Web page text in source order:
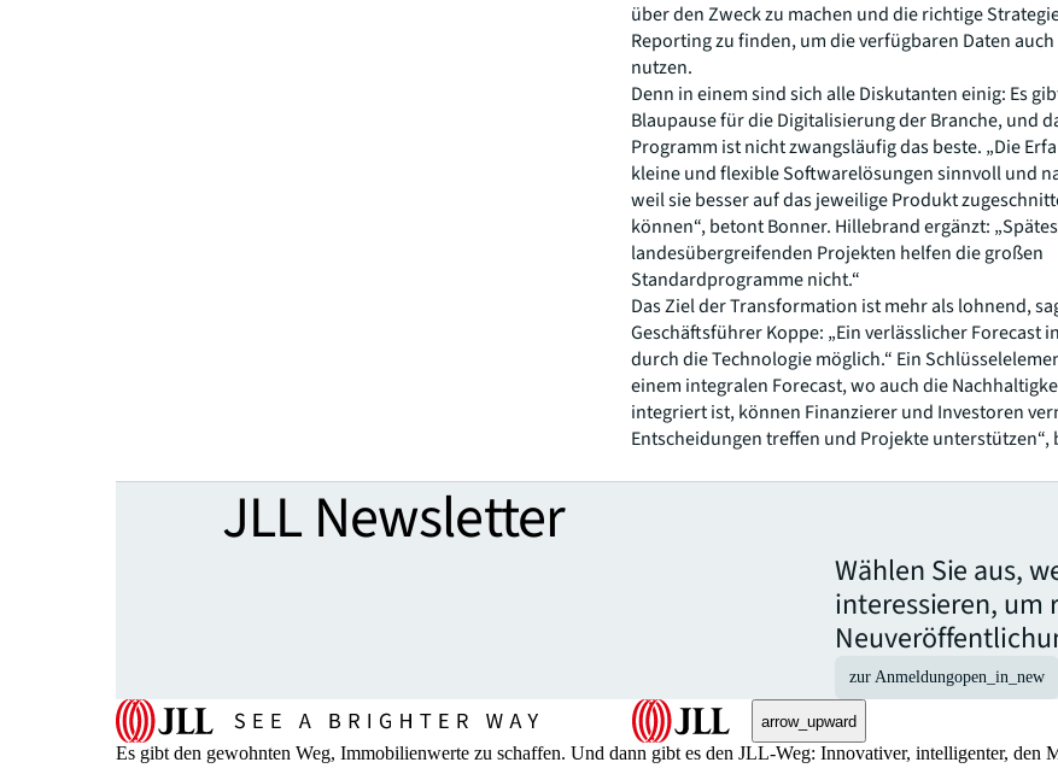
über den Zweck zu machen und die richtige
Reporting zu finden, um die verfügbaren Daten
nutzen.
Denn in einem sind sich alle Diskutanten einig: Es
Blaupause für die Digitalisierung der Branche, und
Programm ist nicht zwangsläufig das beste. „Die
kleine und flexible Softwarelösungen sinnvoll und
weil sie besser auf das jeweilige Produkt
können“, betont Bonner. Hillebrand ergänzt:
landesübergreifenden Projekten helfen die großen
Standardprogramme nicht.“
Das Ziel der Transformation ist mehr als lohnend,
Geschäftsführer Koppe: „Ein verlässlicher Forecast
durch die Technologie möglich.“ Ein
einem integralen Forecast, wo auch die
integriert ist, können Finanzierer und Investoren
Entscheidungen treffen und Projekte unterstützen“,
JLL Newsletter
Wählen Sie aus,
interessieren, um
zur Anmeldungopen_in_new
arrow_upward
Es gibt den gewohnten Weg, Immobilienwerte zu schaffen. Und dann gibt es den JLL-Weg: Innovativer, intelligenter, den